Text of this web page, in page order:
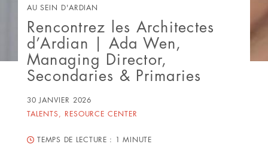
AU SEIN D'ARDIAN
Rencontrez les Architectes
d’Ardian | Ada Wen,
Managing Director,
Secondaries & Primaries
30 JANVIER 2026
TALENTS, RESOURCE CENTER
TEMPS DE LECTURE : 1 MINUTE